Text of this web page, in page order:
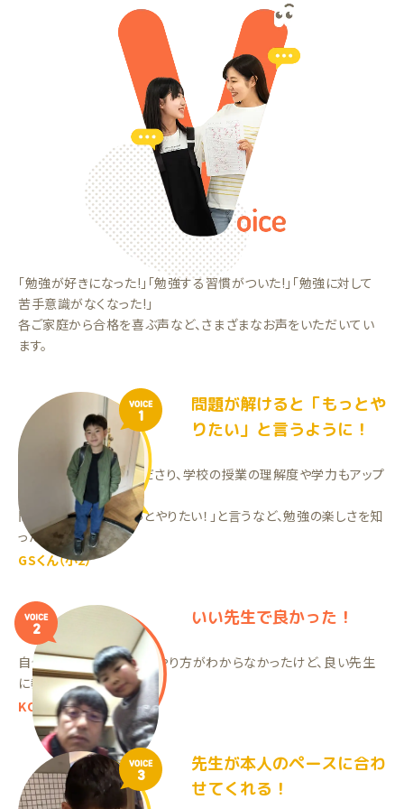
「勉強が好きになった!」「勉強する習慣がついた!」「勉強に対して
苦手意識がなくなった!」
各ご家庭から合格を喜ぶ声など、さまざまなお声をいただいてい
ます。
VOICE
1
問題が解けると「もっとや
りたい」と言うように！
先生が熱心に教えてくださり、学校の授業の理解度や学力もアップ
してきています。
問題が解けると、「もっとやりたい！」と言うなど、勉強の楽しさを知
ったようです！
GSくん（小2）
VOICE
2
いい先生で良かった！
自分で勉強していた時はやり方がわからなかったけど、良い先生
に教えてもらっています！
KOくん（小6）
VOICE
3
先生が本人のペースに合わ
せてくれる！